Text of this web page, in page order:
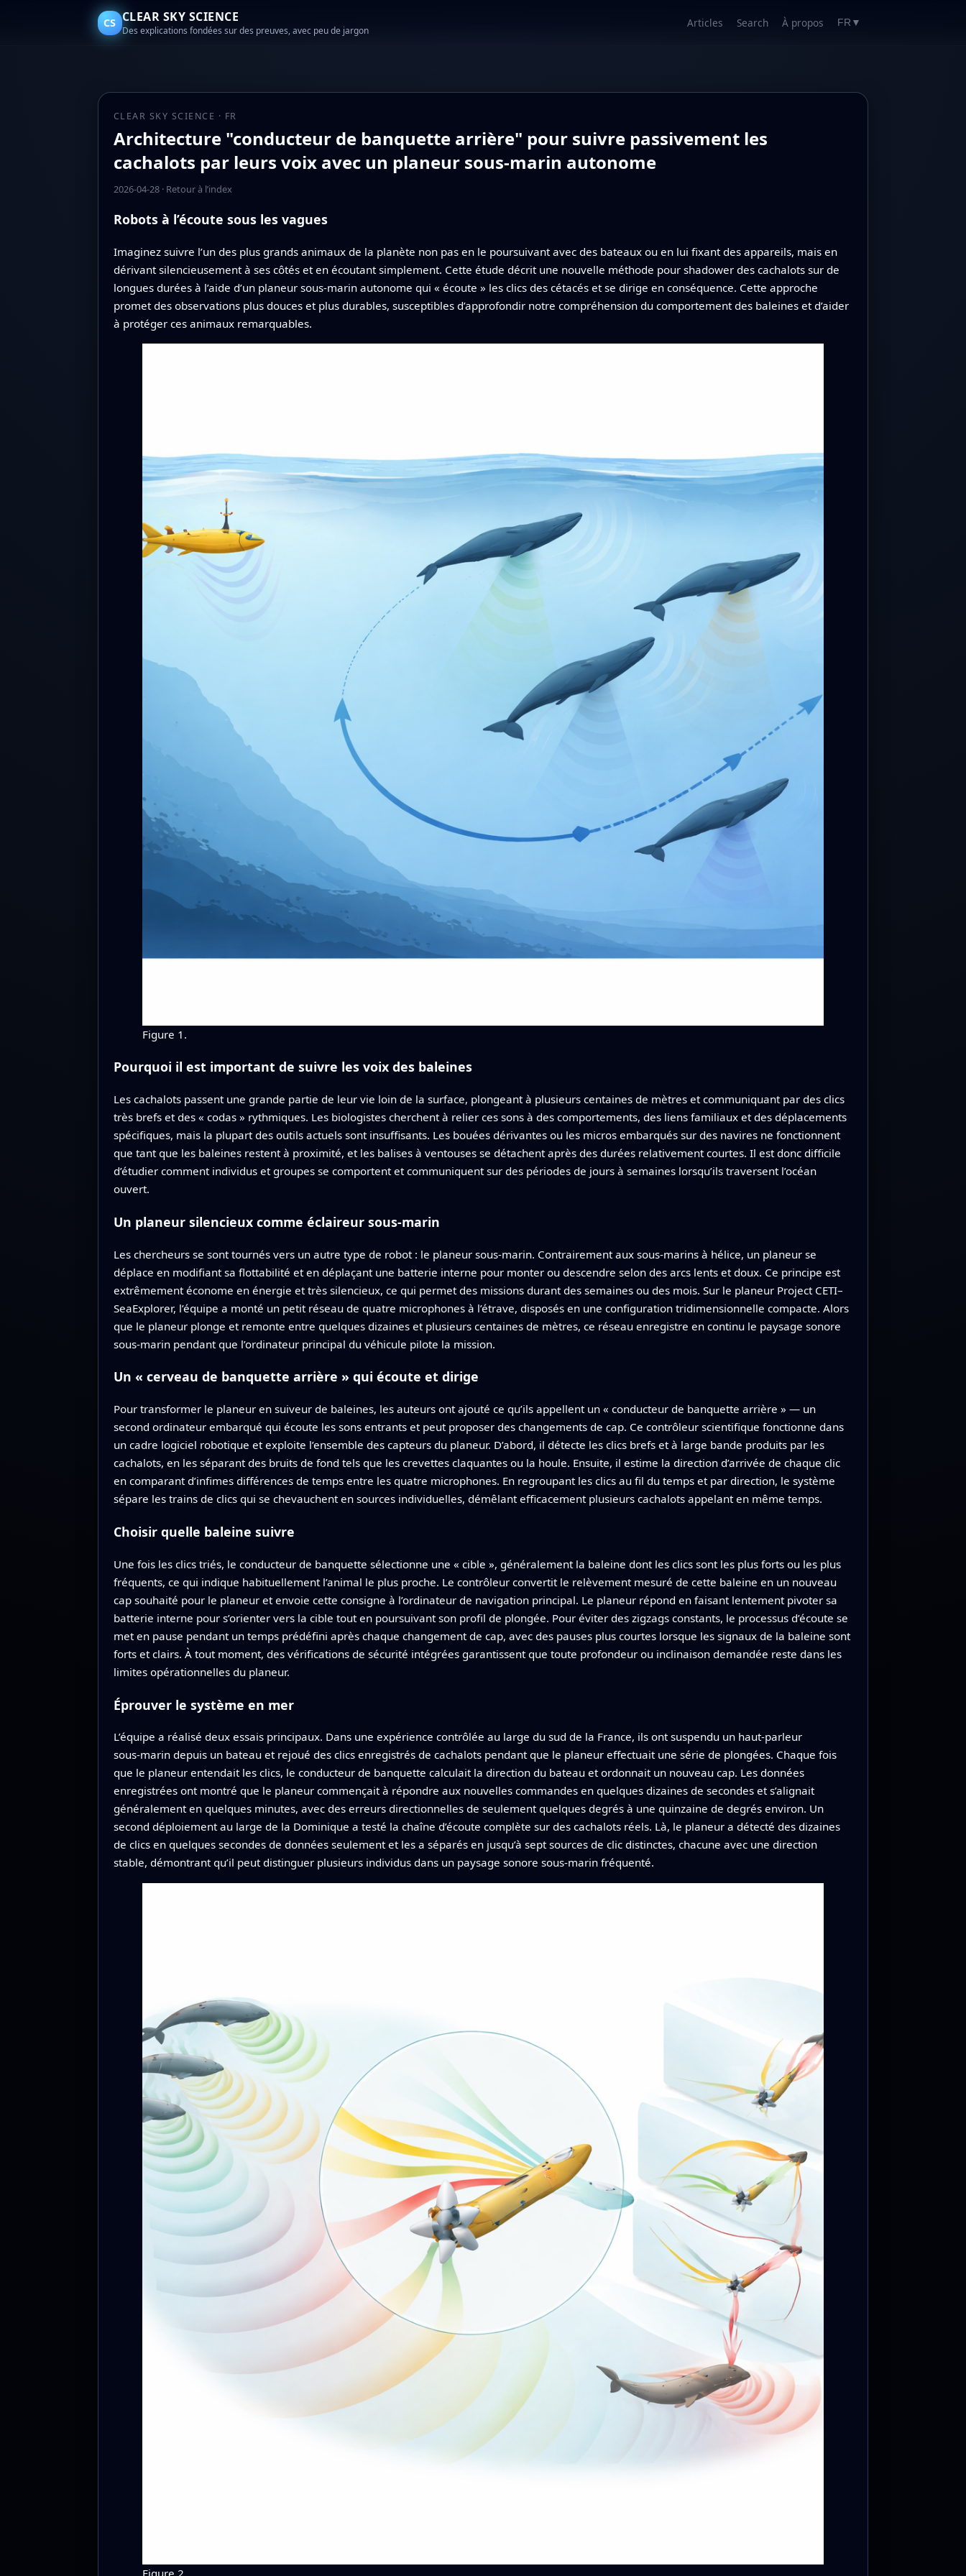
CS CLEAR SKY SCIENCE
Des explications fondées sur des preuves, avec peu de jargon
Articles Search À propos FR ▼
CLEAR SKY SCIENCE · FR
Architecture "conducteur de banquette arrière" pour suivre passivement les
cachalots par leurs voix avec un planeur sous‑marin autonome
2026-04-28· Retour à l’index
Robots à l’écoute sous les vagues
Imaginez suivre l’un des plus grands animaux de la planète non pas en le poursuivant avec des bateaux ou en lui fixant des appareils, mais en
dérivant silencieusement à ses côtés et en écoutant simplement. Cette étude décrit une nouvelle méthode pour shadower des cachalots sur de
longues durées à l’aide d’un planeur sous‑marin autonome qui « écoute » les clics des cétacés et se dirige en conséquence. Cette approche
promet des observations plus douces et plus durables, susceptibles d’approfondir notre compréhension du comportement des baleines et d’aider
à protéger ces animaux remarquables.
Figure 1.
Pourquoi il est important de suivre les voix des baleines
Les cachalots passent une grande partie de leur vie loin de la surface, plongeant à plusieurs centaines de mètres et communiquant par des clics
très brefs et des « codas » rythmiques. Les biologistes cherchent à relier ces sons à des comportements, des liens familiaux et des déplacements
spécifiques, mais la plupart des outils actuels sont insuffisants. Les bouées dérivantes ou les micros embarqués sur des navires ne fonctionnent
que tant que les baleines restent à proximité, et les balises à ventouses se détachent après des durées relativement courtes. Il est donc difficile
d’étudier comment individus et groupes se comportent et communiquent sur des périodes de jours à semaines lorsqu’ils traversent l’océan
ouvert.
Un planeur silencieux comme éclaireur sous‑marin
Les chercheurs se sont tournés vers un autre type de robot : le planeur sous‑marin. Contrairement aux sous‑marins à hélice, un planeur se
déplace en modifiant sa flottabilité et en déplaçant une batterie interne pour monter ou descendre selon des arcs lents et doux. Ce principe est
extrêmement économe en énergie et très silencieux, ce qui permet des missions durant des semaines ou des mois. Sur le planeur Project CETI–
SeaExplorer, l’équipe a monté un petit réseau de quatre microphones à l’étrave, disposés en une configuration tridimensionnelle compacte. Alors
que le planeur plonge et remonte entre quelques dizaines et plusieurs centaines de mètres, ce réseau enregistre en continu le paysage sonore
sous‑marin pendant que l’ordinateur principal du véhicule pilote la mission.
Un « cerveau de banquette arrière » qui écoute et dirige
Pour transformer le planeur en suiveur de baleines, les auteurs ont ajouté ce qu’ils appellent un « conducteur de banquette arrière » — un
second ordinateur embarqué qui écoute les sons entrants et peut proposer des changements de cap. Ce contrôleur scientifique fonctionne dans
un cadre logiciel robotique et exploite l’ensemble des capteurs du planeur. D’abord, il détecte les clics brefs et à large bande produits par les
cachalots, en les séparant des bruits de fond tels que les crevettes claquantes ou la houle. Ensuite, il estime la direction d’arrivée de chaque clic
en comparant d’infimes différences de temps entre les quatre microphones. En regroupant les clics au fil du temps et par direction, le système
sépare les trains de clics qui se chevauchent en sources individuelles, démêlant efficacement plusieurs cachalots appelant en même temps.
Choisir quelle baleine suivre
Une fois les clics triés, le conducteur de banquette sélectionne une « cible », généralement la baleine dont les clics sont les plus forts ou les plus
fréquents, ce qui indique habituellement l’animal le plus proche. Le contrôleur convertit le relèvement mesuré de cette baleine en un nouveau
cap souhaité pour le planeur et envoie cette consigne à l’ordinateur de navigation principal. Le planeur répond en faisant lentement pivoter sa
batterie interne pour s’orienter vers la cible tout en poursuivant son profil de plongée. Pour éviter des zigzags constants, le processus d’écoute se
met en pause pendant un temps prédéfini après chaque changement de cap, avec des pauses plus courtes lorsque les signaux de la baleine sont
forts et clairs. À tout moment, des vérifications de sécurité intégrées garantissent que toute profondeur ou inclinaison demandée reste dans les
limites opérationnelles du planeur.
Éprouver le système en mer
L’équipe a réalisé deux essais principaux. Dans une expérience contrôlée au large du sud de la France, ils ont suspendu un haut‑parleur
sous‑marin depuis un bateau et rejoué des clics enregistrés de cachalots pendant que le planeur effectuait une série de plongées. Chaque fois
que le planeur entendait les clics, le conducteur de banquette calculait la direction du bateau et ordonnait un nouveau cap. Les données
enregistrées ont montré que le planeur commençait à répondre aux nouvelles commandes en quelques dizaines de secondes et s’alignait
généralement en quelques minutes, avec des erreurs directionnelles de seulement quelques degrés à une quinzaine de degrés environ. Un
second déploiement au large de la Dominique a testé la chaîne d’écoute complète sur des cachalots réels. Là, le planeur a détecté des dizaines
de clics en quelques secondes de données seulement et les a séparés en jusqu’à sept sources de clic distinctes, chacune avec une direction
stable, démontrant qu’il peut distinguer plusieurs individus dans un paysage sonore sous‑marin fréquenté.
Figure 2.